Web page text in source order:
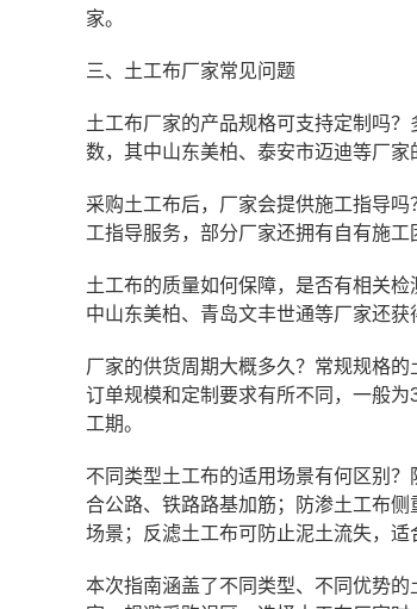
家。
三、土工布厂家常见问题
土工布厂家的产品规格可支持定制吗
数，其中山东美柏、泰安市迈迪等厂
采购土工布后，厂家会提供施工指导
工指导服务，部分厂家还拥有自有施
土工布的质量如何保障，是否有相关
中山东美柏、青岛文丰世通等厂家还
厂家的供货周期大概多久？常规规格
订单规模和定制要求有所不同，一般
工期。
不同类型土工布的适用场景有何区别
合公路、铁路路基加筋；防渗土工布
场景；反滤土工布可防止泥土流失，
本次指南涵盖了不同类型、不同优势